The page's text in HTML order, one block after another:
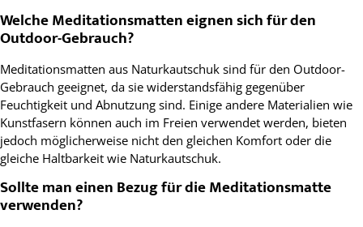
Welche Meditationsmatten eignen sich für den
Outdoor-Gebrauch?
Meditationsmatten aus Naturkautschuk sind für den Outdoor-
Gebrauch geeignet, da sie widerstandsfähig gegenüber
Feuchtigkeit und Abnutzung sind. Einige andere Materialien wie
Kunstfasern können auch im Freien verwendet werden, bieten
jedoch möglicherweise nicht den gleichen Komfort oder die
gleiche Haltbarkeit wie Naturkautschuk.
Sollte man einen Bezug für die Meditationsmatte
verwenden?